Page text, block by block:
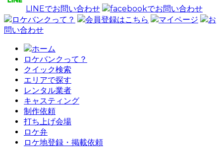
LINEでお問い合わせ
facebookでお問い合わせ
ロケバンクって？
会員登録はこちら マイページ
お
問い合わせ
ホーム
ロケバンクって？
クイック検索
エリアで探す
レンタル業者
キャスティング
制作依頼
打ち上げ会場
ロケ弁
ロケ地登録・掲載依頼